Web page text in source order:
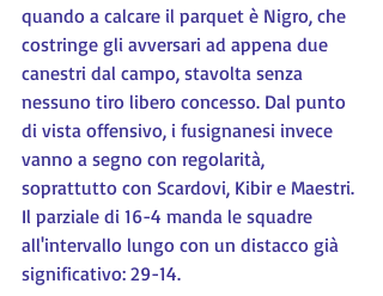
quando a calcare il parquet è Nigro, che
costringe gli avversari ad appena due
canestri dal campo, stavolta senza
nessuno tiro libero concesso. Dal punto
di vista offensivo, i fusignanesi invece
vanno a segno con regolarità,
soprattutto con Scardovi, Kibir e Maestri.
Il parziale di 16-4 manda le squadre
all'intervallo lungo con un distacco già
significativo: 29-14.